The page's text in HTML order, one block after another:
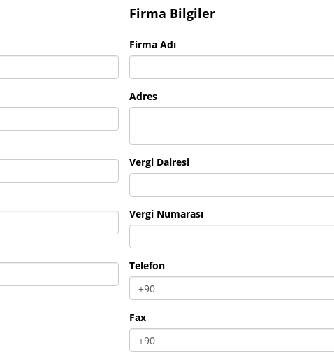
Firma Bilgiler
Firma Adı
Adres
Vergi Dairesi
Vergi Numarası
Telefon
Fax